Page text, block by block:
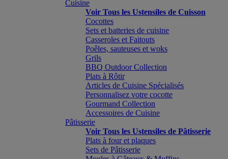
Cuisine
Voir Tous les Ustensiles de Cuisson
Cocottes
Sets et batteries de cuisine
Casseroles et Faitouts
Poêles, sauteuses et woks
Grils
BBQ Outdoor Collection
Plats à Rôtir
Articles de Cuisine Spécialisés
Personnalisez votre cocotte
Gourmand Collection
Accessoires de Cuisine
Pâtisserie
Voir Tous les Ustensiles de Pâtisserie
Plats à four et plaques
Sets de Pâtisserie